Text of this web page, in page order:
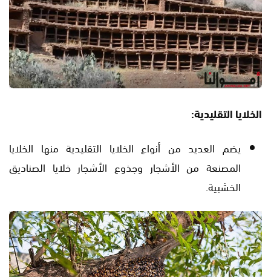
الخلايا التقليدية:
يضم العديد من أنواع الخلايا التقليدية منها الخلايا
المصنعة من الأشجار وجذوع الأشجار خلايا الصناديق
الخشبية.